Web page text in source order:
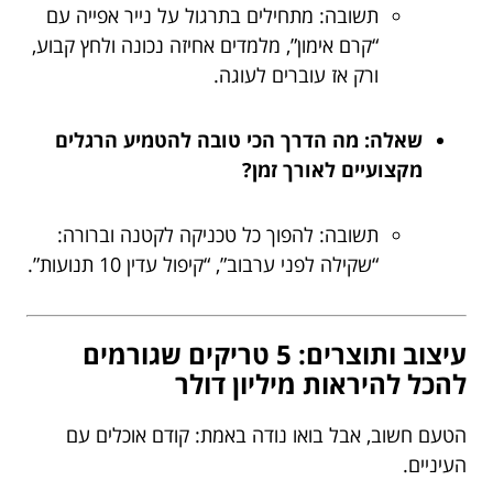
תשובה: מתחילים בתרגול על נייר אפייה עם
“קרם אימון”, מלמדים אחיזה נכונה ולחץ קבוע,
ורק אז עוברים לעוגה.
שאלה: מה הדרך הכי טובה להטמיע הרגלים
מקצועיים לאורך זמן?
תשובה: להפוך כל טכניקה לקטנה וברורה:
“שקילה לפני ערבוב”, “קיפול עדין 10 תנועות”.
עיצוב ותוצרים: 5 טריקים שגורמים
להכל להיראות מיליון דולר
הטעם חשוב, אבל בואו נודה באמת: קודם אוכלים עם
העיניים.